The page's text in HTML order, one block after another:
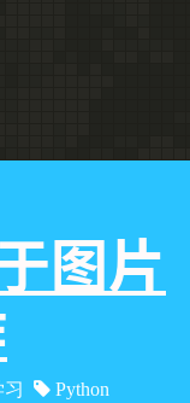
图片
Python